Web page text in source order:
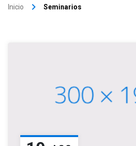
Inicio keyboard_arrow_right Seminarios